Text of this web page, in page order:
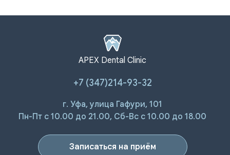
APEX Dental Clinic
+7 (347)214-93-32
г. Уфа, улица Гафури, 101
Пн-Пт с 10.00 до 21.00, Сб-Вс с 10.00 до 18.00
Записаться на приём
Ответы на
Специалисты
УСЛУГИ
Лечение зубов
Протезирование | Имплантация
Брекеты | Элайнеры
Профессиональная гигиена